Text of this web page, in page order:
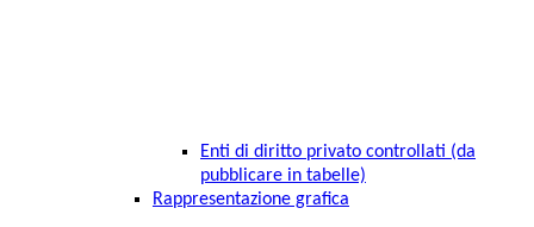
Enti di diritto privato controllati (da
pubblicare in tabelle)
Rappresentazione grafica